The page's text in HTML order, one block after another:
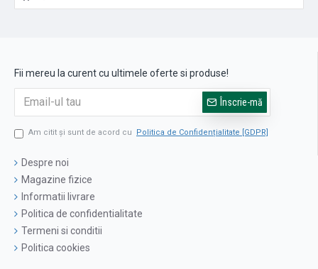
Fii mereu la curent cu ultimele oferte si produse!
Înscrie-mă
Am citit şi sunt de acord cu Politica de Confidențialitate [GDPR]
Despre noi
Magazine fizice
Informatii livrare
Politica de confidentialitate
Termeni si conditii
Politica cookies